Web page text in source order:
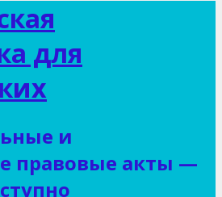
для
и
правовые акты —